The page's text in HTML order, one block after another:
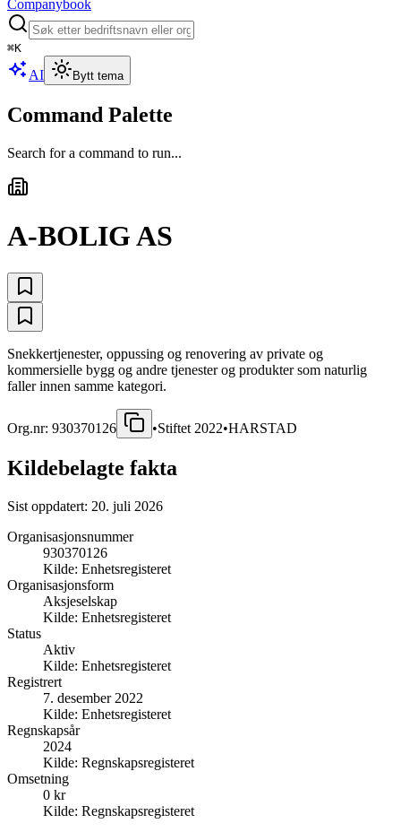
Companybook
⌘K
AI Bytt tema
Command Palette
Search for a command to run...
A-BOLIG AS
Snekkertjenester, oppussing og renovering av private og
kommersielle bygg og andre tjenester og produkter som naturlig
faller innen samme kategori.
Org.nr: 930370126 •Stiftet 2022•HARSTAD
Kildebelagte fakta
Sist oppdatert: 20. juli 2026
Organisasjonsnummer
930370126
Kilde: Enhetsregisteret
Organisasjonsform
Aksjeselskap
Kilde: Enhetsregisteret
Status
Aktiv
Kilde: Enhetsregisteret
Registrert
7. desember 2022
Kilde: Enhetsregisteret
Regnskapsår
2024
Kilde: Regnskapsregisteret
Omsetning
0 kr
Kilde: Regnskapsregisteret